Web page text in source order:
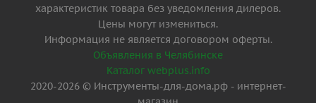
характеристик товара без уведомления дилеров.
Цены могут измениться.
Информация не является договором оферты.
Объявления в Челябинске
Каталог webplus.info
2020-2026 © Инструменты-для-дома.рф - интернет-